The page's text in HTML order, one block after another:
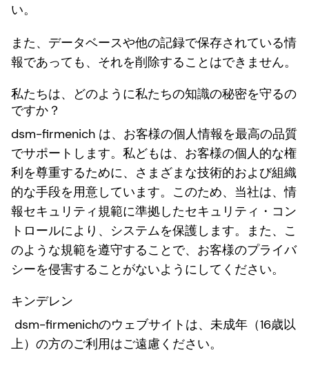
い。
また、データベースや他の記録で保存されている情
報であっても、それを削除することはできません。
私たちは、どのように私たちの知識の秘密を守るの
ですか？
dsm-firmenich は、お客様の個人情報を最高の品質
でサポートします。私どもは、お客様の個人的な権
利を尊重するために、さまざまな技術的および組織
的な手段を用意しています。このため、当社は、情
報セキュリティ規範に準拠したセキュリティ・コン
トロールにより、システムを保護します。また、こ
のような規範を遵守することで、お客様のプライバ
シーを侵害することがないようにしてください。
キンデレン
dsm-firmenichのウェブサイトは、未成年（16歳以
上）の方のご利用はご遠慮ください。